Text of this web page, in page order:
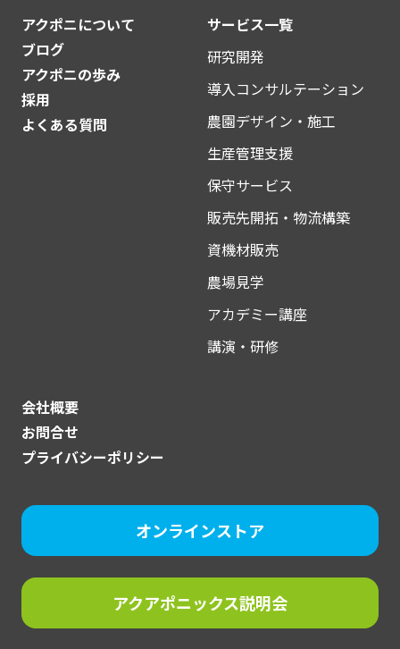
アクポニについて
ブログ
アクポニの歩み
採用
よくある質問
サービス一覧
研究開発
導入コンサルテーション
農園デザイン・施工
生産管理支援
保守サービス
販売先開拓・物流構築
資機材販売
農場見学
アカデミー講座
講演・研修
会社概要
お問合せ
プライバシーポリシー
オンラインストア
アクアポニックス説明会